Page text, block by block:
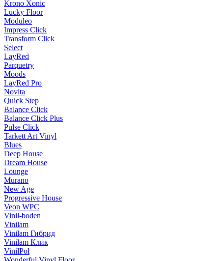
Krono Xonic
Lucky Floor
Moduleo
Impress Click
Transform Click
Select
LayRed
Parquetry
Moods
LayRed Pro
Novita
Quick Step
Balance Click
Balance Click Plus
Pulse Click
Tarkett Art Vinyl
Blues
Deep House
Dream House
Lounge
Murano
New Age
Progressive House
Veon WPC
Vinil-boden
Vinilam
Vinilam Гибрид
Vinilam Клик
VinilPol